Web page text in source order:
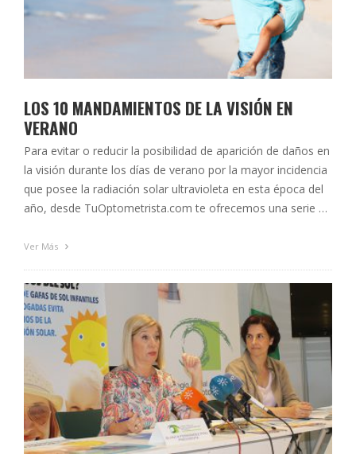
LOS 10 MANDAMIENTOS DE LA VISIÓN EN
VERANO
Para evitar o reducir la posibilidad de aparición de daños en
la visión durante los días de verano por la mayor incidencia
que posee la radiación solar ultravioleta en esta época del
año, desde TuOptometrista.com te ofrecemos una serie de
meses estivales sin complicaciones. ¡Toma nota! 1) …
Ver Más